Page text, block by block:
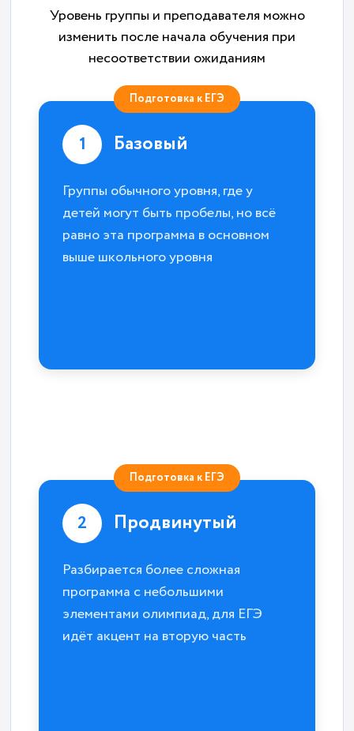
Уровень группы и преподавателя можно
изменить после начала обучения при
несоответствии ожиданиям
Подготовка к ЕГЭ
1 Базовый
Группы обычного уровня, где у
детей могут быть пробелы, но всё
равно эта программа в основном
выше школьного уровня
Подготовка к ЕГЭ
2 Продвинутый
Разбирается более сложная
программа с небольшими
элементами олимпиад, для ЕГЭ
идёт акцент на вторую часть